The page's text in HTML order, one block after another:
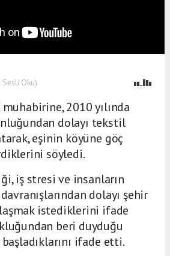
Sesli Oku)
muhabirine, 2010 yılında
dolayı tekstil
eşinin köyüne göç
söyledi.
iş stresi ve insanların
dolayı şehir
istediklerini ifade
beri duyduğu
ifade etti.